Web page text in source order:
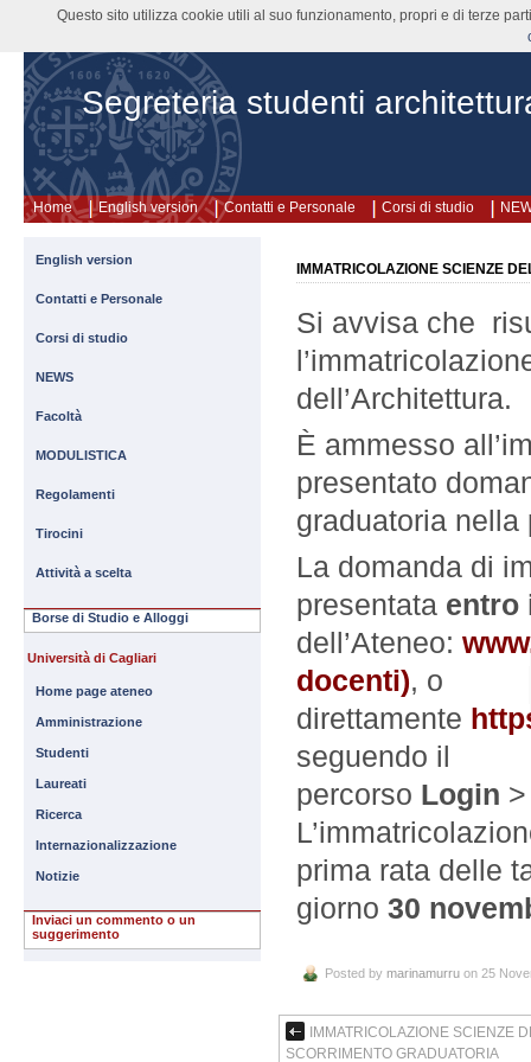
Segreteria studenti
Home English version Contatti e Personale Corsi di studio
IMMATRICOLAZIONE SCIENZE
Si avvisa che
dell’Architettura.
È ammesso
presentato
graduatoria
La domanda di
presentata entro
dell’Ateneo:
docenti), o
direttamente
seguendo il
percorso Login
prima rata delle
giorno 30
Posted by marinamurru on 25
IMMATRICOLAZIONE SCIENZE
SCORRIMENTO GRADUATORIA
English version
Contatti e Personale
Corsi di studio
NEWS
Facoltà
MODULISTICA
Regolamenti
Tirocini
Attività a scelta
Borse di Studio e Alloggi
Università di Cagliari
Home page ateneo
Amministrazione
Studenti
Laureati
Ricerca
Internazionalizzazione
Notizie
Inviaci un commento o un
suggerimento
Questo sito utilizza cookie utili al suo funzionamento, propri e di terze